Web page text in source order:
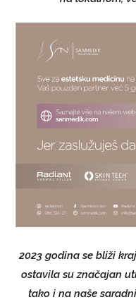
2023 godina se bliži
ostavila su značajan
tako i na naše